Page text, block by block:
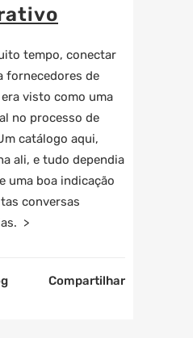
tempo, conectar
fornecedores de
visto como uma
no processo de
catálogo aqui,
ali, e tudo dependia
uma boa indicação
conversas
>
Compartilhar